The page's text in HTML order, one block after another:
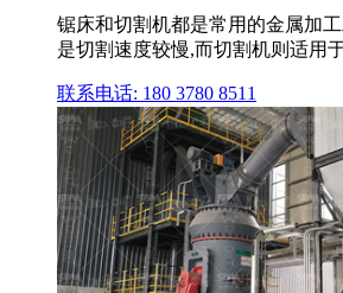
锯床和切割机都是常用的金属加
是切割速度较慢,而切割机则适用
联系电话: 180 3780 8511